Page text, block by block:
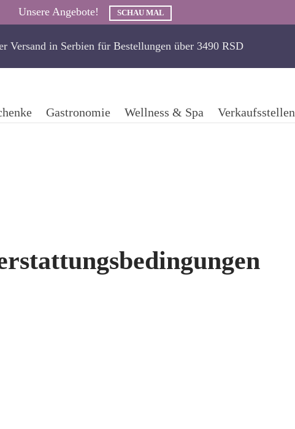
Unsere Angebote! SCHAU MAL
Versand in Serbien für Bestellungen über 3490 RSD
Gastronomie Wellness & Spa Verkaufsstellen